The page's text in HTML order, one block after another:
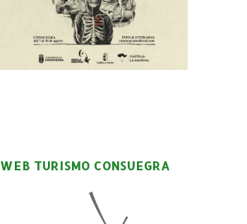
WEB TURISMO CONSUEGRA